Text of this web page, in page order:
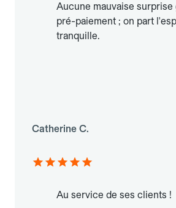
Aucune mauvaise surprise
pré-paiement ; on part
tranquille.
Catherine C.
Au service de ses clients !